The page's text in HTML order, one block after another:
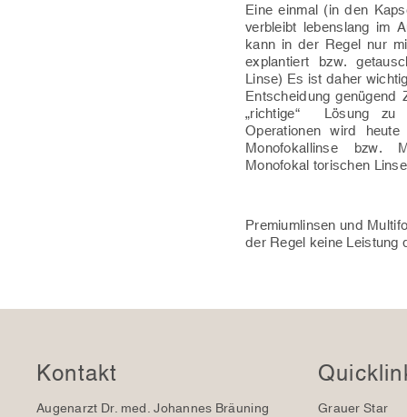
Eine einmal (in den
verbleibt lebenslang im
kann in der Regel nur
explantiert bzw.
Linse) Es ist daher
Entscheidung
„richtige“ Lösung zu
Operationen wird
Monofokallinse bzw.
Monofokal torischen
Premiumlinsen und
der Regel keine Leistung
Kontakt
Augenarzt Dr. med. Johannes Bräuning
Grauer Star